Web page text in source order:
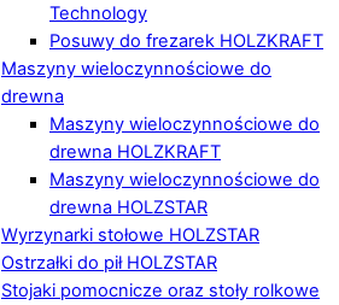
Technology
Posuwy do frezarek HOLZKRAFT
Maszyny wieloczynnościowe do
drewna
Maszyny wieloczynnościowe do
drewna HOLZKRAFT
Maszyny wieloczynnościowe do
drewna HOLZSTAR
Wyrzynarki stołowe HOLZSTAR
Ostrzałki do pił HOLZSTAR
Stojaki pomocnicze oraz stoły rolkowe